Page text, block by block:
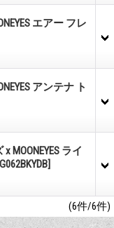
エアー フレ
アンテナ ト
MOONEYES ライ
(6件/6件)